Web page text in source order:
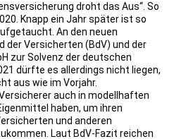
droht das Aus“. So
Knapp ein Jahr später ist so
An den neuen
der Versicherten (BdV) und der
zur Solvenz der deutschen
dürfte es allerdings nicht liegen,
aus wie im Vorjahr.
auch in modellhaften
haben, um ihren
und anderen
Laut BdV-Fazit reichen